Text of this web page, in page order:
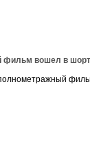
фильм вошел в